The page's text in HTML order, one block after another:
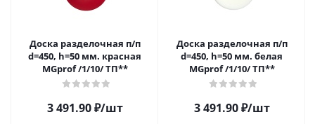
Доска разделочная п/п
d=450, h=50 мм. красная
MGprof /1/10/ ТП**
3 491.90₽/шт
Доска разделочная п/п
d=450, h=50 мм. белая
MGprof /1/10/ ТП**
3 491.90₽/шт